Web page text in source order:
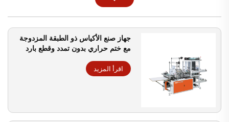
جهاز صنع الأكياس ذو الطبقة المزدوجة
مع ختم حراري بدون تمدد وقطع بارد
اقرأ المزيد